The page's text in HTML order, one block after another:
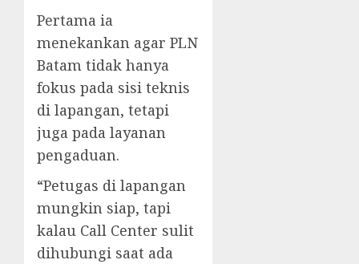
Pertama ia
menekankan agar PLN
Batam tidak hanya
fokus pada sisi teknis
di lapangan, tetapi
juga pada layanan
pengaduan.
“Petugas di lapangan
mungkin siap, tapi
kalau Call Center sulit
dihubungi saat ada